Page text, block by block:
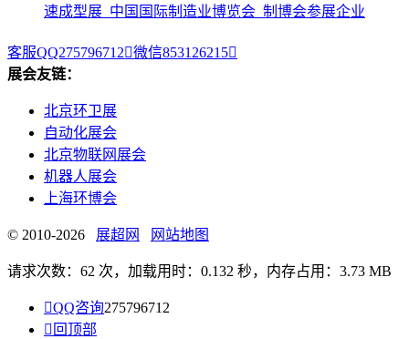
速成型展_中国国际制造业博览会_制博会参展企业
客服QQ275796712微信853126215
展会友链：
北京环卫展
自动化展会
北京物联网展会
机器人展会
上海环博会
© 2010-2026 展超网 网站地图
请求次数：62 次，加载用时：0.132 秒，内存占用：3.73 MB
QQ咨询275796712
 回顶部